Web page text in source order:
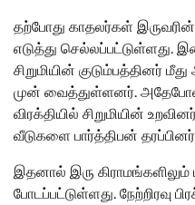
தற்போது காதலர்கள்
எடுத்து செல்லப்பட்டுள்ளது.
சிறுமியின் குடும்பத்தினர்
முன் வைத்துள்ளனர்.
விரக்தியில் சிறுமியின்
வீடுகளை பார்த்திபன்
இதனால் இரு கிராமங்களிலும்
போடப்பட்டுள்ளது. நேற்றிரவு